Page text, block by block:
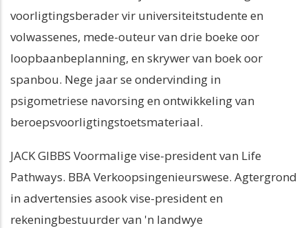
voorligtingsberader vir universiteitstudente en
volwassenes, mede-outeur van drie boeke oor
loopbaanbeplanning, en skrywer van boek oor
spanbou. Nege jaar se ondervinding in
psigometriese navorsing en ontwikkeling van
beroepsvoorligtingstoetsmateriaal.
JACK GIBBS Voormalige vise-president van Life
Pathways. BBA Verkoopsingenieurswese. Agtergrond
in advertensies asook vise-president en
rekeningbestuurder van 'n landwye